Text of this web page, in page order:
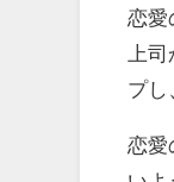
恋愛
上
プし
恋愛